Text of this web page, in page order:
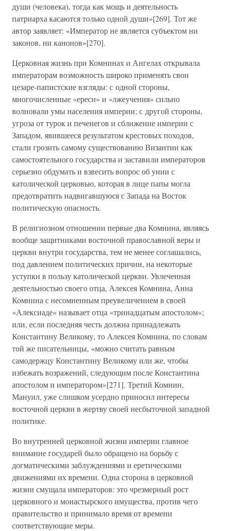
души (человека), тогда как мощь и деятельность
патриарха касаются только одной души»[269]. Тот же
автор заявляет: «Император не является субъектом ни
законов, ни канонов»[270].
Церковная жизнь при Комнинах и Ангелах открывала
императорам возможность широко применять свои
цезаре-папистские взгляды: с одной стороны,
многочисленные «ереси» и «лжеучения» сильно
волновали умы населения империи; с другой стороны,
угроза от турок и печенегов и сближение империи с
Западом, явившееся результатом крестовых походов,
стали грозить самому существованию Византии как
самостоятельного государства и заставили императоров
серьезно обдумать и взвесить вопрос об унии с
католической церковью, которая в лице папы могла
предотвратить надвигавшуюся с Запада на Восток
политическую опасность.
В религиозном отношении первые два Комнина, являясь
вообще защитниками восточной православной веры и
церкви внутри государства, тем не менее соглашались,
под давлением политических причин, на некоторые
уступки в пользу католической церкви. Увлеченная
деятельностью своего отца, Алексея Комнина, Анна
Комнина с несомненным преувеличением в своей
«Алексиаде» называет отца «тринадцатым апостолом»;
или, если последняя честь должна принадлежать
Константину Великому, то Алексея Комнина, по словам
той же писательницы, «можно считать равным
самодержцу Константину Великому или же, чтобы
избежать возражений, следующим после Константина
апостолом и императором»[271]. Третий Комнин,
Мануил, уже слишком усердно приносил интересы
восточной церкви в жертву своей несбыточной западной
политике.
Во внутренней церковной жизни империи главное
внимание государей было обращено на борьбу с
догматическими заблуждениями и еретическими
движениями их времени. Одна сторона в церковной
жизни смущала императоров: это чрезмерный рост
церковного и монастырского имущества, против чего
правительство и принимало время от времени
соответствующие меры.